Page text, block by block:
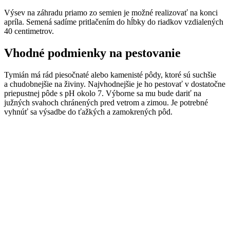
Výsev na záhradu priamo zo semien je možné realizovať na konci
apríla. Semená sadíme pritlačením do hĺbky do riadkov vzdialených
40 centimetrov.
Vhodné podmienky na pestovanie
Tymián má rád piesočnaté alebo kamenisté pôdy, ktoré sú suchšie
a chudobnejšie na živiny. Najvhodnejšie je ho pestovať v dostatočne
priepustnej pôde s pH okolo 7. Výborne sa mu bude dariť na
južných svahoch chránených pred vetrom a zimou. Je potrebné
vyhnúť sa výsadbe do ťažkých a zamokrených pôd.